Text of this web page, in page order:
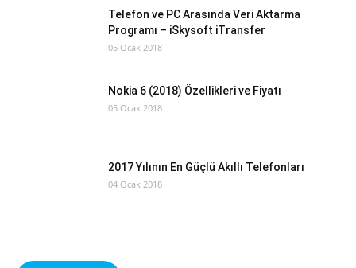
Telefon ve PC Arasında Veri Aktarma
Programı – iSkysoft iTransfer
05 Ocak 2018
Nokia 6 (2018) Özellikleri ve Fiyatı
05 Ocak 2018
2017 Yılının En Güçlü Akıllı Telefonları
04 Ocak 2018